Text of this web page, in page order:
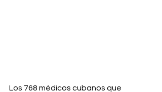
Los 768 médicos cubanos que